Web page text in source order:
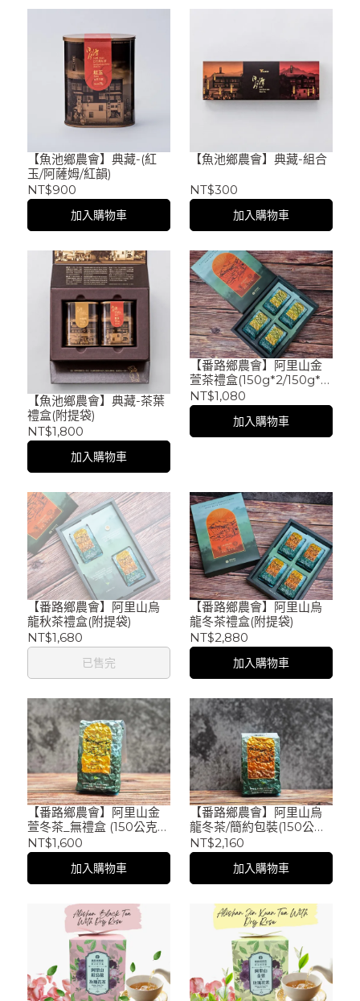
【魚池鄉農會】典藏-(紅
玉/阿薩姆/紅韻)
NT$900
加入購物車
【魚池鄉農會】典藏-組合
NT$300
加入購物車
【魚池鄉農會】典藏-茶葉
禮盒(附提袋)
NT$1,800
加入購物車
【番路鄉農會】阿里山金
萱茶禮盒(150g*2/150g*4)
(附提袋)
NT$1,080
加入購物車
【番路鄉農會】阿里山烏
龍秋茶禮盒(附提袋)
NT$1,680
已售完
【番路鄉農會】阿里山烏
龍冬茶禮盒(附提袋)
NT$2,880
加入購物車
【番路鄉農會】阿里山金
萱冬茶_無禮盒 (150公克
x4包/斤)
NT$1,600
加入購物車
【番路鄉農會】阿里山烏
龍冬茶/簡約包裝(150公克
x4包/斤)
NT$2,160
加入購物車